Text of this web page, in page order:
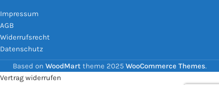
Impressum
AGB
Widerrufsrecht
Datenschutz
Based on WoodMarttheme 2025 WooCommerce Themes.
Vertrag widerrufen